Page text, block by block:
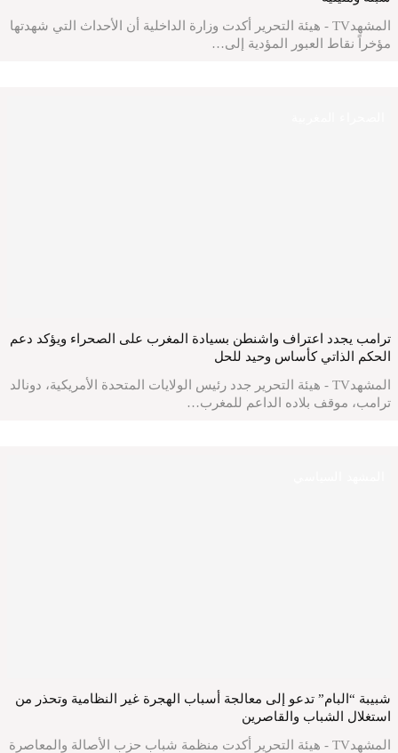
المشهدTV - هيئة التحرير أكدت وزارة الداخلية أن الأحداث التي شهدتها
مؤخراً نقاط العبور المؤدية إلى…
ترامب يجدد اعتراف واشنطن بسيادة المغرب على الصحراء ويؤكد دعم
الحكم الذاتي كأساس وحيد للحل
المشهدTV - هيئة التحرير جدد رئيس الولايات المتحدة الأمريكية، دونالد
ترامب، موقف بلاده الداعم للمغرب…
شبيبة “البام” تدعو إلى معالجة أسباب الهجرة غير النظامية وتحذر من
استغلال الشباب والقاصرين
المشهدTV - هيئة التحرير أكدت منظمة شباب حزب الأصالة والمعاصرة